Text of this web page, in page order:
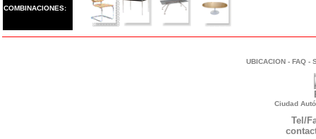
COMBINACIONES:
UBICACION - FAQ -
Ciudad
Tel/